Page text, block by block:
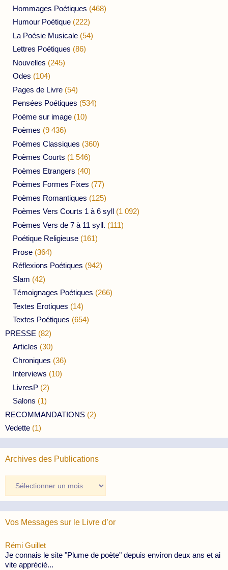
Hommages Poétiques (468)
Humour Poétique (222)
La Poésie Musicale (54)
Lettres Poétiques (86)
Nouvelles (245)
Odes (104)
Pages de Livre (54)
Pensées Poétiques (534)
Poème sur image (10)
Poèmes (9 436)
Poèmes Classiques (360)
Poèmes Courts (1 546)
Poèmes Etrangers (40)
Poèmes Formes Fixes (77)
Poèmes Romantiques (125)
Poèmes Vers Courts 1 à 6 syll (1 092)
Poèmes Vers de 7 à 11 syll. (111)
Poétique Religieuse (161)
Prose (364)
Réflexions Poétiques (942)
Slam (42)
Témoignages Poétiques (266)
Textes Erotiques (14)
Textes Poétiques (654)
PRESSE (82)
Articles (30)
Chroniques (36)
Interviews (10)
LivresP (2)
Salons (1)
RECOMMANDATIONS (2)
Vedette (1)
Archives des Publications
des
Publications
Vos Messages sur le Livre d’or
Rémi Guillet
Je connais le site "Plume de poète" depuis environ deux ans et ai
vite apprécié...